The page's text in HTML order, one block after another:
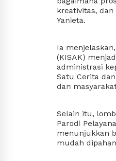
kreativitas,
Yanieta.
Ia
(KISAK)
administrasi
Satu Cerita
dan
Selain itu,
Parodi
menunjukkan
mudah